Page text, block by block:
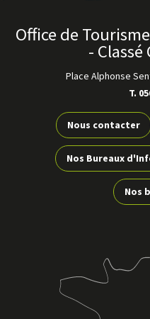
Le Tour du Gariné
LA BASTIDE-DE-SÉROU
Office de
-
Place Alphonse
T.
Nous contacter
Nos Bureaux
Nos